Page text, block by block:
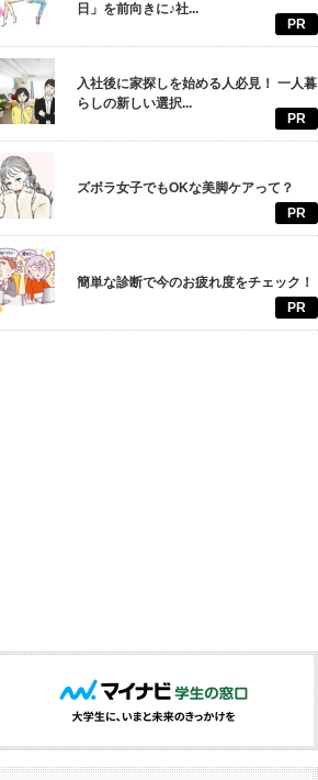
日」を前向きに♪社...
PR
入社後に家探しを始める人必見！ 一人暮
らしの新しい選択...
PR
ズボラ女子でもOKな美脚ケアって？
PR
簡単な診断で今のお疲れ度をチェック！
PR